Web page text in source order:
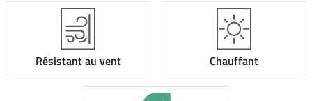
Résistant au vent Chauffant